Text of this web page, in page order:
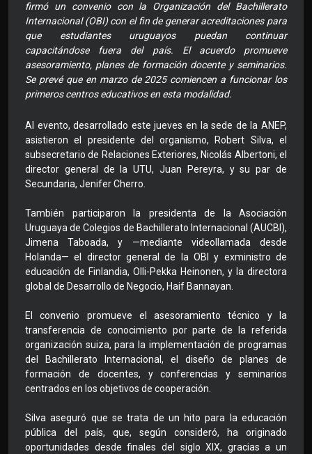
firmó un convenio con la Organización del Bachillerato
Internacional (OBI) con el fin de generar acreditaciones para
que estudiantes uruguayos puedan continuar
capacitándose fuera del país. El acuerdo promueve
asesoramiento, planes de formación docente y seminarios.
Se prevé que en marzo de 2025 comiencen a funcionar los
primeros centros educativos en esta modalidad.
Al evento, desarrollado este jueves en la sede de la ANEP,
asistieron el presidente del organismo, Robert Silva, el
subsecretario de Relaciones Exteriores, Nicolás Albertoni, el
director general de la UTU, Juan Pereyra, y su par de
Secundaria, Jenifer Cherro.
También participaron la presidenta de la Asociación
Uruguaya de Colegios de Bachillerato Internacional (AUCBI),
Jimena Taboada, y —mediante videollamada desde
Holanda— el director general de la OBI y exministro de
educación de Finlandia, Olli-Pekka Heinonen, y la directora
global de Desarrollo de Negocio, Haif Bannayan.
El convenio promueve el asesoramiento técnico y la
transferencia de conocimiento por parte de la referida
organización suiza, para la implementación de programas
del Bachillerato Internacional, el diseño de planes de
formación de docentes, y conferencias y seminarios
centrados en los objetivos de cooperación.
Silva aseguró que se trata de un hito para la educación
pública del país, que, según consideró, ha originado
oportunidades desde finales del siglo XIX, gracias a un